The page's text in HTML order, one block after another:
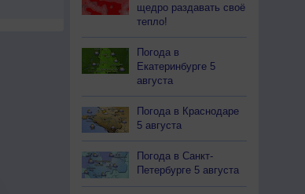
щедро раздавать своё
тепло!
Погода в
Екатеринбурге 5
августа
Погода в Краснодаре
5 августа
Погода в Санкт-
Петербурге 5 августа